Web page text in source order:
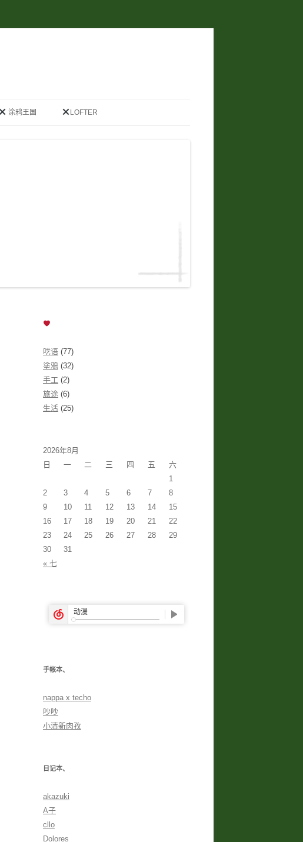
涂鸦王国 LOFTER
呓语 (77)
塗鴉 (32)
手工 (2)
旅途 (6)
生活 (25)
2026年8月
日
一 二 三 四 五 六
« 七
1
2
3 4 5 6 7
8
9
10 11 12 13 14
15
16
17 18 19 20 21
22
23
24 25 26 27 28
29
30
31
手帐本、
nappa x techo
吵吵
小清新肉孜
日记本、
akazuki
A子
cllo
Dolores